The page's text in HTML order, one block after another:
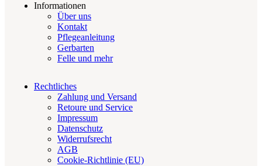
Informationen
Über uns
Kontakt
Pflegeanleitung
Gerbarten
Felle und mehr
Rechtliches
Zahlung und Versand
Retoure und Service
Impressum
Datenschutz
Widerrufsrecht
AGB
Cookie-Richtlinie (EU)